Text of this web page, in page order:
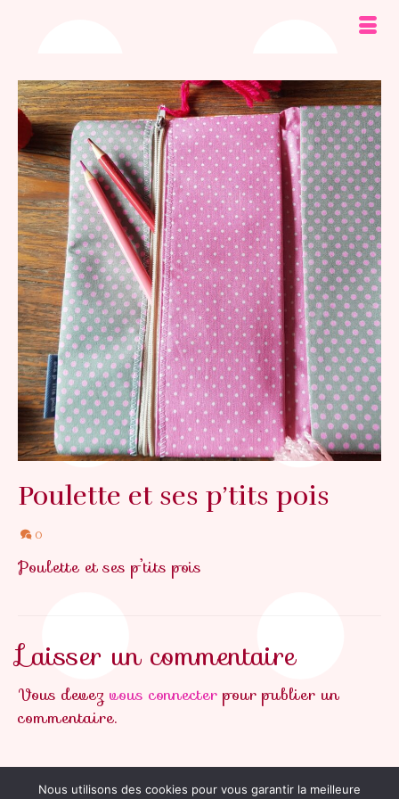
Poulette et ses p’tits pois
0
Poulette et ses p’tits pois
Laisser un commentaire
Vous devez vous connecter pour publier un
commentaire.
Nous utilisons des cookies pour vous garantir la meilleure